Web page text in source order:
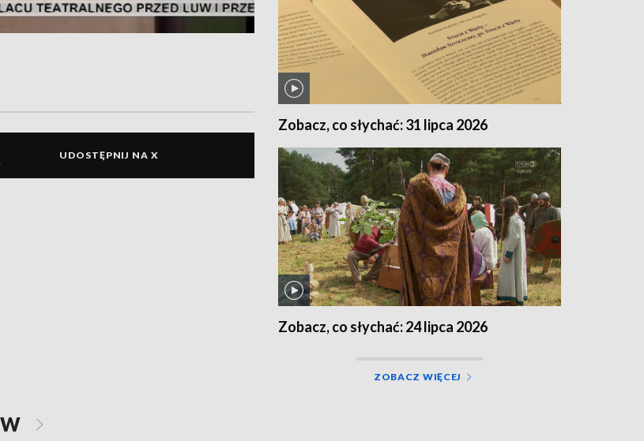
UDOSTĘPNIJ NA X
Zobacz, co słychać: 31 lipca 2026
Zobacz, co słychać: 24 lipca 2026
ZOBACZ WIĘCEJ